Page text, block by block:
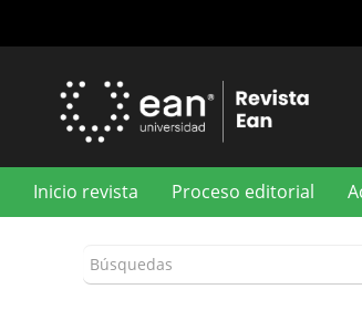
principal
Inicio revista Proceso editorial